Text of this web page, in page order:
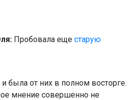
Пробовала еще старую
и была от них в полном восторге.
мнение совершенно не